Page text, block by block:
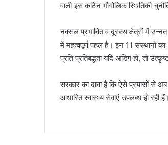
वाली इस कठिन भौगोलिक स्थितिकी
नक्सल प्रभावित व दूरस्थ क्षेत्रों में
में महत्वपूर्ण पहल है। इन 11 संस्थानों
प्रति प्रतिबद्धता यदि अडिग हो, तो
सरकार का दावा है कि ऐसे प्रयासों से
आधारित स्वास्थ्य सेवाएं उपलब्ध हो रही हैं।